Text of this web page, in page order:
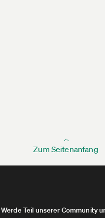
Zum Seitenanfang
Werde Teil unserer Community